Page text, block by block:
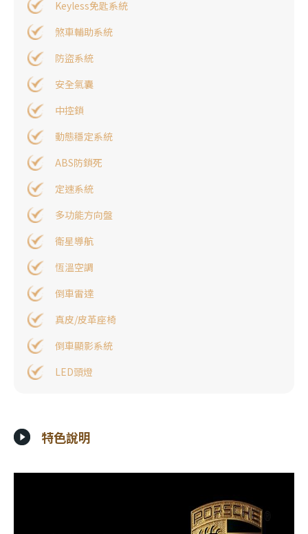
Keyless免匙系統
煞車輔助系統
防盜系統
安全氣囊
中控鎖
動態穩定系統
ABS防鎖死
定速系統
多功能方向盤
衛星導航
恆溫空調
倒車雷達
真皮/皮革座椅
倒車顯影系統
LED頭燈
特色說明